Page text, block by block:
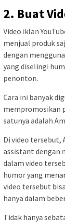
2. Buat
Video iklan
menjual produk
dengan
yang diselingi
penonton.
Cara ini banyak
mempromosikan
satunya adalah
Di video tersebut,
assistant dengan
dalam video
humor yang
video tersebut
hanya dalam
Tidak hanya